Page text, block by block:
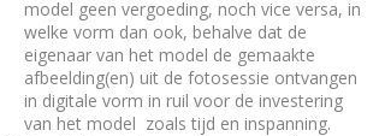
model geen vergoeding, noch vice versa, in
welke vorm dan ook, behalve dat de
eigenaar van het model de gemaakte
afbeelding(en) uit de fotosessie ontvangen
in digitale vorm in ruil voor de investering
van het model zoals tijd en inspanning.